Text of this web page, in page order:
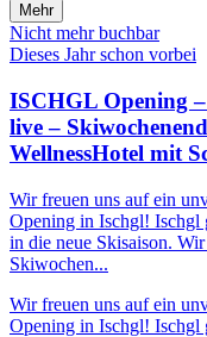
Mehr
Nicht mehr buchbar
Dieses Jahr schon vorbei
ISCHGL Opening
live –
WellnessHotel mit
Wir freuen uns auf ein
Opening in Ischgl! Ischgl
in die neue Skisaison.
Skiwochen...
Wir freuen uns auf ein
Opening in Ischgl! Ischgl